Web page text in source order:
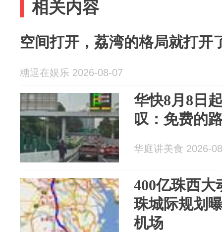
相关内容
空间打开，荔湾的格局就打开
糖逗在娱乐 2026-08-07
华快8月8日
叹：免费的
华庭讲美食 2026-
400亿珠西大
珠城际规划
机场